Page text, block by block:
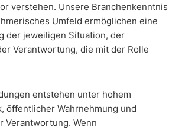
verstehen. Unsere Branchenkenntnis
Umfeld ermöglichen eine
der jeweiligen Situation, der
Verantwortung, die mit der Rolle
entstehen unter hohem
öffentlicher Wahrnehmung und
Verantwortung. Wenn